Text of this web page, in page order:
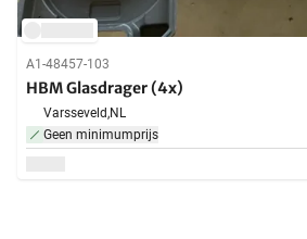
A1-48457-103
HBM Glasdrager (4x)
Varsseveld,NL
Geen minimumprijs